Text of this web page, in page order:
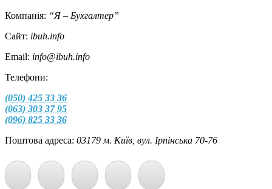
Компанія: “Я – Бухгалтер”
Сайт: ibuh.info
Email: info@ibuh.info
Телефони:
(050) 425 33 36
(063) 303 37 95
(096) 825 33 36
Поштова адреса: 03179 м. Київ, вул. Ірпінська 70-76